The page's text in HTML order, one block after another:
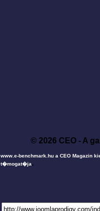
© 2026 CEO - A
www.e-benchmark.hu a CEO Magazin
t�mogat�ja.